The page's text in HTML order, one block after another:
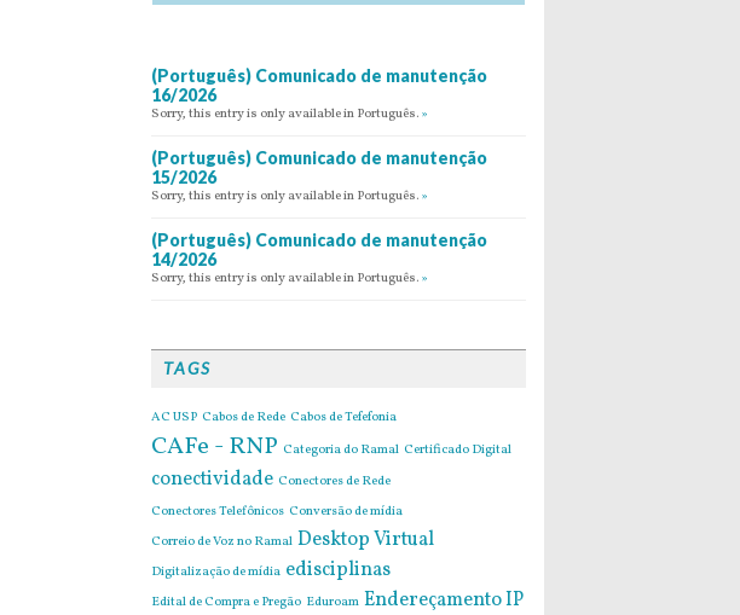
(Português) Comunicado de manutenção
16/2026
Sorry, this entry is only available in Português. »
(Português) Comunicado de manutenção
15/2026
Sorry, this entry is only available in Português. »
(Português) Comunicado de manutenção
14/2026
Sorry, this entry is only available in Português. »
TAGS
AC USP Cabos de Rede Cabos de Tefefonia
CAFe - RNP Categoria do Ramal Certificado Digital
conectividade Conectores de Rede
Conectores Telefônicos Conversão de mídia
Correio de Voz no Ramal Desktop Virtual
Digitalização de mídia edisciplinas
Edital de Compra e Pregão Eduroam Endereçamento IP